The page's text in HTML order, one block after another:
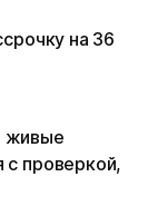
на 36
живые
с проверкой,